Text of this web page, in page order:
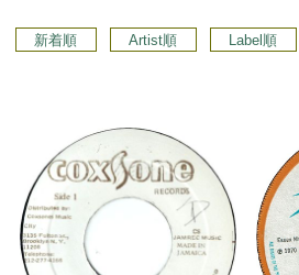
新着順 Artist順 Label順